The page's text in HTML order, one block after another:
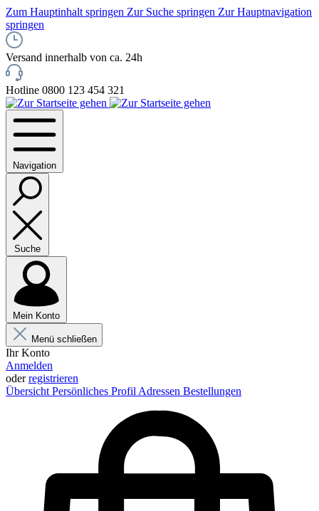
Zum Hauptinhalt springen Zur Suche springen Zur Hauptnavigation
springen
Versand innerhalb von ca. 24h
Hotline 0800 123 454 321
Navigation
Suche
Mein Konto
Menü schließen
Ihr Konto
Anmelden
oderregistrieren
Übersicht Persönliches Profil Adressen Bestellungen